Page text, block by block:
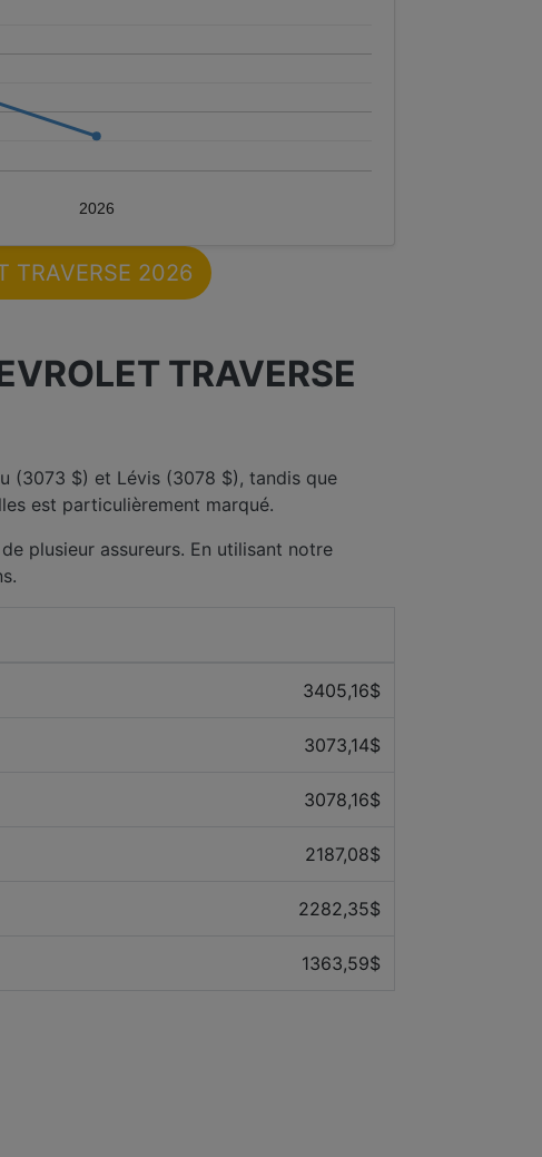
2026
TRAVERSE 2026
TRAVERSE
(3073 $) et Lévis (3078 $), tandis que
est particulièrement marqué.
plusieur assureurs. En utilisant notre
3405,16$
3073,14$
3078,16$
2187,08$
2282,35$
1363,59$